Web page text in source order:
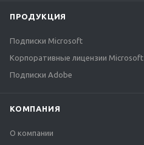
ПРОДУКЦИЯ
Подписки Microsoft
Корпоративные лицензии Microsoft
Подписки Adobe
КОМПАНИЯ
О компании